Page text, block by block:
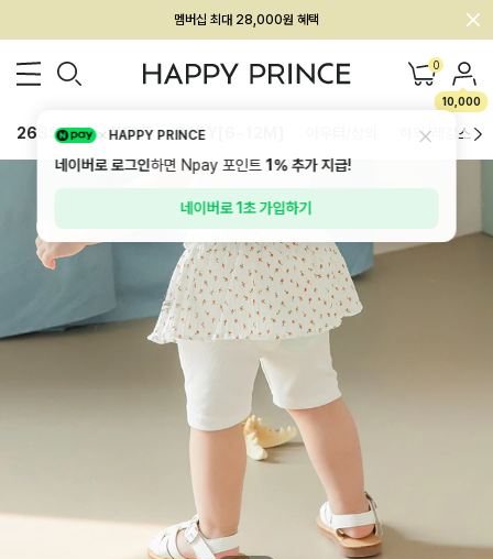
회원전용 아울렛, 가입하면 ~60% 할인!
멤버십 최대 28,000원 혜택 0
10,000
26SS 신상 BEST BABY[6~12M] 하의/레깅스
HAPPY PRINCE
네이버로 로그인하면 Npay 포인트1%추가 지급!
네이버로 1초 가입하기